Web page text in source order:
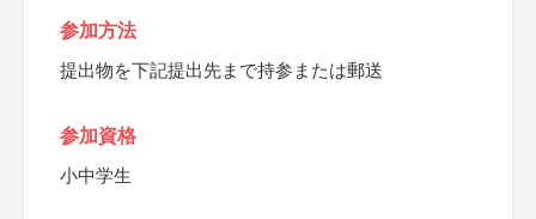
参加方法
提出物を下記提出先まで持参または郵送
参加資格
小中学生